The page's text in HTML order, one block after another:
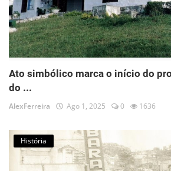
Ato simbólico marca o início do
do ...
AlexFerreira Ago 1, 2025 0 1636
História